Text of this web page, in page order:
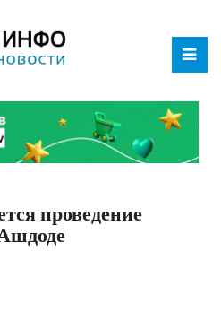
проведение